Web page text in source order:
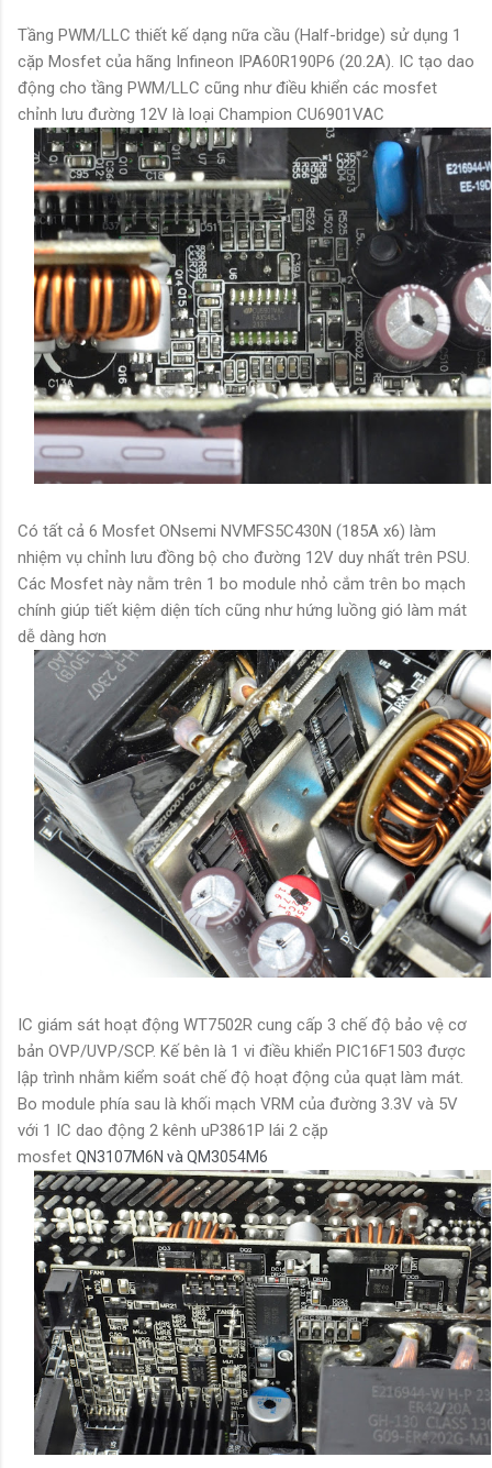
Tầng PWM/LLC thiết kế dạng nữa cầu (Half-bridge) sử dụng 1
cặp Mosfet của hãng Infineon IPA60R190P6 (20.2A). IC tạo dao
động cho tầng PWM/LLC cũng như điều khiển các mosfet
chỉnh lưu đường 12V là loại Champion CU6901VAC
Có tất cả 6 Mosfet ONsemi NVMFS5C430N (185A x6) làm
nhiệm vụ chỉnh lưu đồng bộ cho đường 12V duy nhất trên PSU.
Các Mosfet này nằm trên 1 bo module nhỏ cắm trên bo mạch
chính giúp tiết kiệm diện tích cũng như hứng luồng gió làm mát
dễ dàng hơn
IC giám sát hoạt động WT7502R cung cấp 3 chế độ bảo vệ cơ
bản OVP/UVP/SCP. Kế bên là 1 vi điều khiển PIC16F1503 được
lập trình nhằm kiểm soát chế độ hoạt động của quạt làm mát.
Bo module phía sau là khối mạch VRM của đường 3.3V và 5V
với 1 IC dao động 2 kênh uP3861P lái 2 cặp
mosfet QN3107M6N và QM3054M6